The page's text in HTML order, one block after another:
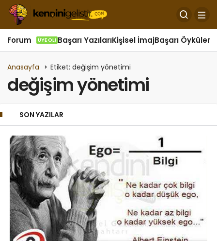
Forum ÜYE OL! Başarı YazılarıKişisel İmajBaşarı Öyküleri
Anasayfa Etiket: değişim yönetimi
değişim yönetimi
SON YAZILAR